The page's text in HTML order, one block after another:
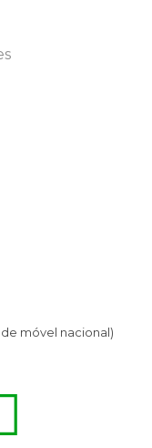
móvel nacional)